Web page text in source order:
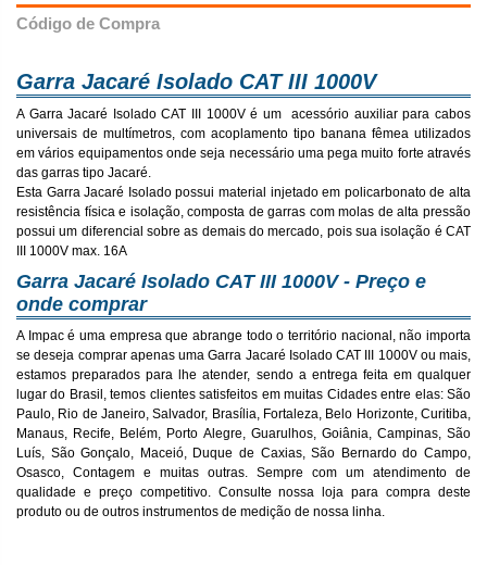
Código de Compra
Garra Jacaré Isolado CAT III 1000V
A Garra Jacaré Isolado CAT III 1000V é um acessório auxiliar para cabos
universais de multímetros, com acoplamento tipo banana fêmea utilizados
em vários equipamentos onde seja necessário uma pega muito forte através
das garras tipo Jacaré.
Esta Garra Jacaré Isolado possui material injetado em policarbonato de alta
resistência física e isolação, composta de garras com molas de alta pressão
possui um diferencial sobre as demais do mercado, pois sua isolação é CAT
III 1000V max. 16A
Garra Jacaré Isolado CAT III 1000V - Preço e
onde comprar
A Impac é uma empresa que abrange todo o território nacional, não importa
se deseja comprar apenas uma Garra Jacaré Isolado CAT III 1000V ou mais,
estamos preparados para lhe atender, sendo a entrega feita em qualquer
lugar do Brasil, temos clientes satisfeitos em muitas Cidades entre elas: São
Paulo, Rio de Janeiro, Salvador, Brasília, Fortaleza, Belo Horizonte, Curitiba,
Manaus, Recife, Belém, Porto Alegre, Guarulhos, Goiânia, Campinas, São
Luís, São Gonçalo, Maceió, Duque de Caxias, São Bernardo do Campo,
Osasco, Contagem e muitas outras. Sempre com um atendimento de
qualidade e preço competitivo. Consulte nossa loja para compra deste
produto ou de outros instrumentos de medição de nossa linha.